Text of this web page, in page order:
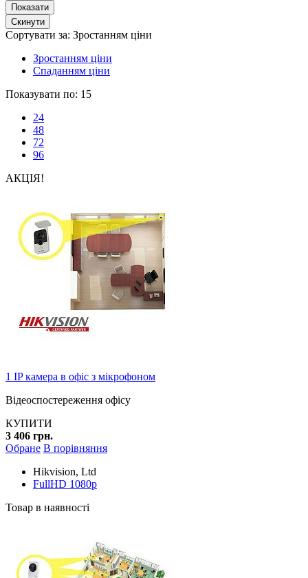
Сортувати за: Зростанням ціни
Зростанням ціни
Спаданням ціни
Показувати по: 15
24
48
72
96
АКЦІЯ!
1 IP камера в офіс з мікрофоном
Відеоспостереження офісу
КУПИТИ
3 406 грн.
Обране В порівняння
Hikvision, Ltd
FullHD 1080p
Товар в наявності